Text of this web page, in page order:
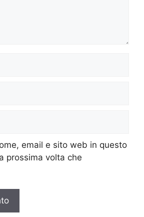
email e sito web in questo
prossima volta che